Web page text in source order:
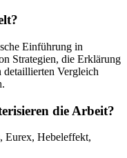
Einführung in
Strategien, die Erklärung
detaillierten Vergleich
die Arbeit?
Eurex, Hebeleffekt,